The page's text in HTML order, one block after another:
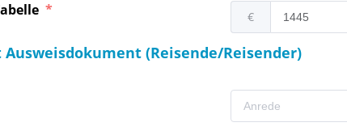
€
(Reisende/Reisender)